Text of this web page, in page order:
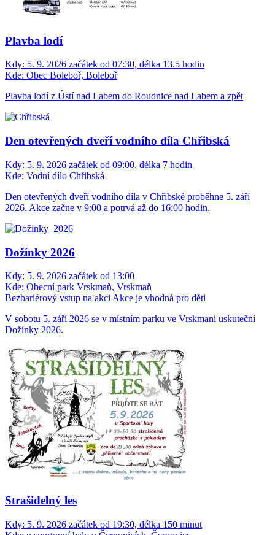
Plavba lodí
Kdy: 5. 9. 2026 začátek od 07:30, délka 13.5 hodin
Kde: Obec Boleboř, Boleboř
Plavba lodí z Ústí nad Labem do Roudnice nad Labem a zpět
Den otevřených dveří vodního díla Chřibská
Kdy: 5. 9. 2026 začátek od 09:00, délka 7 hodin
Kde: Vodní dílo Chřibská
Den otevřených dveří vodního díla v Chřibské proběhne 5. září
2026. Akce začne v 9:00 a potrvá až do 16:00 hodin.
Dožínky 2026
Kdy: 5. 9. 2026 začátek od 13:00
Kde: Obecní park Vrskmaň, Vrskmaň
Bezbariérový vstup na akci Akce je vhodná pro děti
V sobotu 5. září 2026 se v místním parku ve Vrskmani uskuteční
Dožínky 2026.
Strašidelný les
Kdy: 5. 9. 2026 začátek od 19:30, délka 150 minut